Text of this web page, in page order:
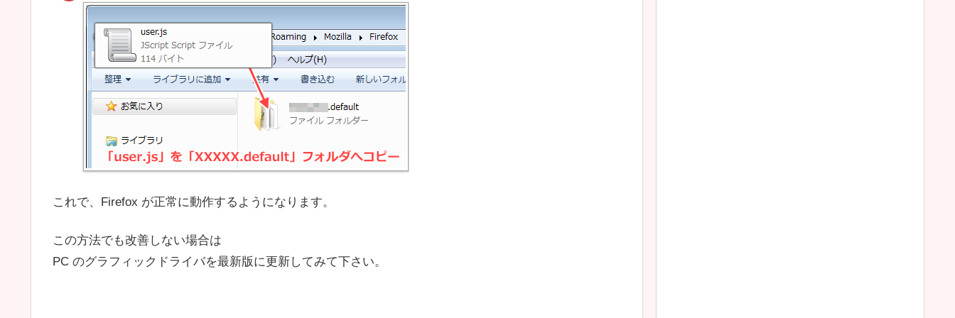
これで、Firefox が正常に動作するようになります。
この方法でも改善しない場合は
PC のグラフィックドライバを最新版に更新してみて下さい。